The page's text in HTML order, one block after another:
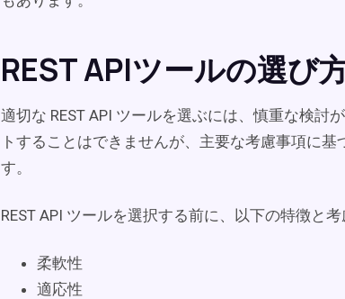
REST APIツールの選び
適切な REST API ツールを選ぶには、慎重な検討
トすることはできませんが、主要な考慮事項に
す。
REST API ツールを選択する前に、以下の特徴と
柔軟性
適応性